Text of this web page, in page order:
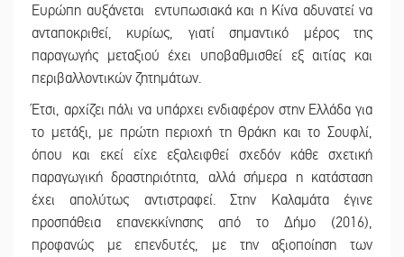
Ευρώπη αυξάνεται εντυπωσιακά και η Κίνα αδυνατεί να
ανταποκριθεί, κυρίως, γιατί σημαντικό μέρος της
παραγωγής μεταξιού έχει υποβαθμισθεί εξ αιτίας και
περιβαλλοντικών ζητημάτων.
Έτσι, αρχίζει πάλι να υπάρχει ενδιαφέρον στην Ελλάδα για
το μετάξι, με πρώτη περιοχή τη Θράκη και το Σουφλί,
όπου και εκεί είχε εξαλειφθεί σχεδόν κάθε σχετική
παραγωγική δραστηριότητα, αλλά σήμερα η κατάσταση
έχει απολύτως αντιστραφεί. Στην Καλαμάτα έγινε
προσπάθεια επανεκκίνησης από το Δήμο (2016),
προφανώς με επενδυτές, με την αξιοποίηση των